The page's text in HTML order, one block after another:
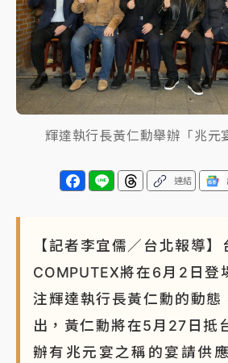
白海豚挾豪雨狂炸新北！時雨量
砸落毀車
輝達執行長黃仁勳舉辦「兆元
連結
【記者李宜儒／台北報導
COMPUTEX將在6月2日登
注輝達執行長黃仁勳的動態
出，黃仁勳將在5月27日抵
辦有兆元宴之稱的宴請供